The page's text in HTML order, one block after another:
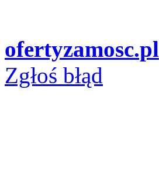
ofertyzamosc.pl
Zgłoś błąd